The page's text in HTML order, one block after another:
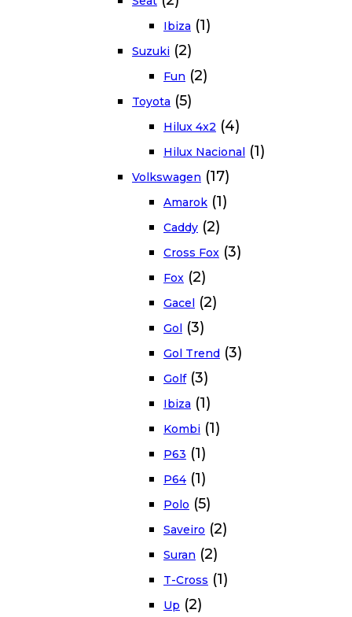
Ibiza (1)
Suzuki (2)
Fun (2)
Toyota (5)
Hilux 4x2 (4)
Hilux Nacional (1)
Volkswagen (17)
Amarok (1)
Caddy (2)
Cross Fox (3)
Fox (2)
Gacel (2)
Gol (3)
Gol Trend (3)
Golf (3)
Ibiza (1)
Kombi (1)
P63 (1)
P64 (1)
Polo (5)
Saveiro (2)
Suran (2)
T-Cross (1)
Up (2)